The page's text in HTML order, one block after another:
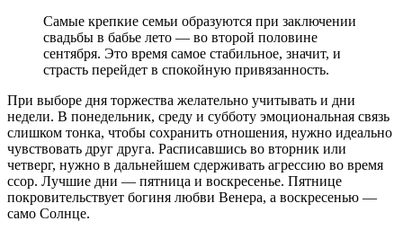
Самые крепкие семьи образуются при заключении
свадьбы в бабье лето — во второй половине
сентября. Это время самое стабильное, значит, и
страсть перейдет в спокойную привязанность.
При выборе дня торжества желательно учитывать и дни
недели. В понедельник, среду и субботу эмоциональная связь
слишком тонка, чтобы сохранить отношения, нужно идеально
чувствовать друг друга. Расписавшись во вторник или
четверг, нужно в дальнейшем сдерживать агрессию во время
ссор. Лучшие дни — пятница и воскресенье. Пятнице
покровительствует богиня любви Венера, а воскресенью —
само Солнце.